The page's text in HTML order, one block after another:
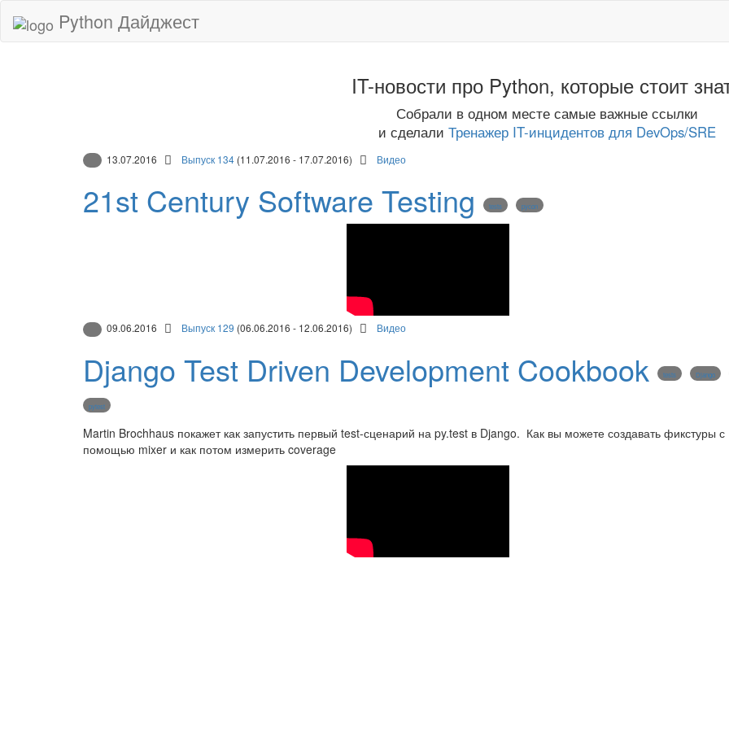
Python Дайджест
IT-новости про Python, которые стоит
Собрали в одном месте самые важные ссылки
и сделали Тренажер IT-инцидентов для DevOps/SRE
13.07.2016 Выпуск 134 (11.07.2016 - 17.07.2016) Видео
21st Century Software Testing tests pycon
09.06.2016 Выпуск 129 (06.06.2016 - 12.06.2016) Видео
Django Test Driven Development Cookbook tests Django
pytest
Martin Brochhaus покажет как запустить первый test-сценарий на py.test в Django. Как вы можете создавать фикстуры с
помощью mixer и как потом измерить coverage